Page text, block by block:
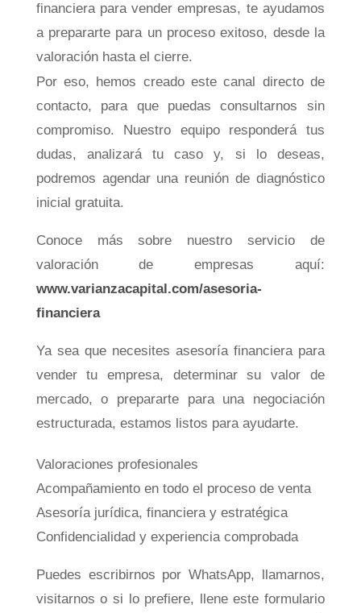
financiera para vender empresas, te ayudamos
a prepararte para un proceso exitoso, desde la
valoración hasta el cierre.
Por eso, hemos creado este canal directo de
contacto, para que puedas consultarnos sin
compromiso. Nuestro equipo responderá tus
dudas, analizará tu caso y, si lo deseas,
podremos agendar una reunión de diagnóstico
inicial gratuita.
Conoce más sobre nuestro servicio de
valoración de empresas aquí:
www.varianzacapital.com/asesoria-
financiera
Ya sea que necesites asesoría financiera para
vender tu empresa, determinar su valor de
mercado, o prepararte para una negociación
estructurada, estamos listos para ayudarte.
Valoraciones profesionales
Acompañamiento en todo el proceso de venta
Asesoría jurídica, financiera y estratégica
Confidencialidad y experiencia comprobada
Puedes escribirnos por WhatsApp, llamarnos,
visitarnos o si lo prefiere, llene este formulario